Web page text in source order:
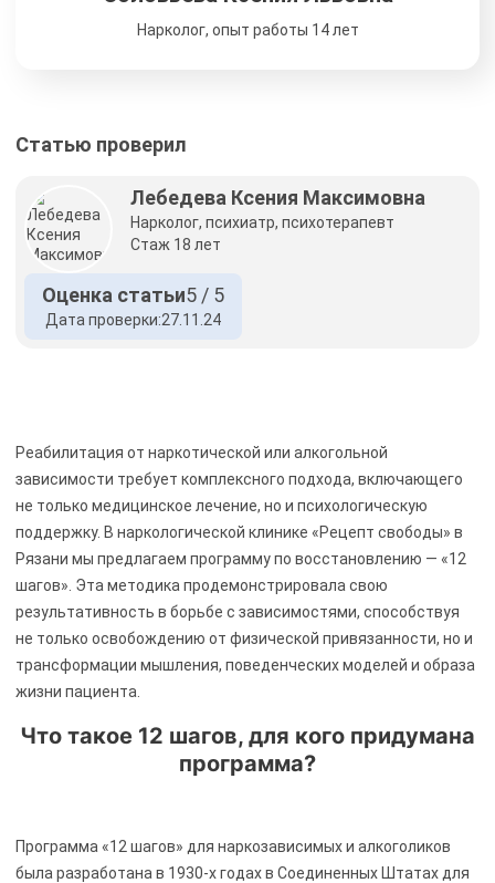
Нарколог, опыт работы 14 лет
Статью проверил
Лебедева Ксения Максимовна
Нарколог, психиатр, психотерапевт
Стаж 18 лет
Оценка статьи5 / 5
Дата проверки:27.11.24
Реабилитация от наркотической или алкогольной
зависимости требует комплексного подхода, включающего
не только медицинское лечение, но и психологическую
поддержку. В наркологической клинике «Рецепт свободы» в
Рязани мы предлагаем программу по восстановлению — «12
шагов». Эта методика продемонстрировала свою
результативность в борьбе с зависимостями, способствуя
не только освобождению от физической привязанности, но и
трансформации мышления, поведенческих моделей и образа
жизни пациента.
Что такое 12 шагов, для кого придумана
программа?
Программа «12 шагов» для наркозависимых и алкоголиков
была разработана в 1930-х годах в Соединенных Штатах для